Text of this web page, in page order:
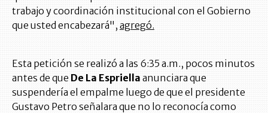
trabajo y coordinación institucional con el Gobierno
que usted encabezará", agregó.
Esta petición se realizó a las 6:35 a.m., pocos minutos
antes de que De La Espriella anunciara que
suspendería el empalme luego de que el presidente
Gustavo Petro señalara que no lo reconocía como